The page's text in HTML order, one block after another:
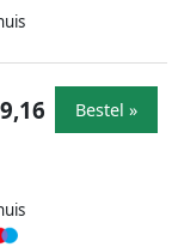
9,16 Bestel »